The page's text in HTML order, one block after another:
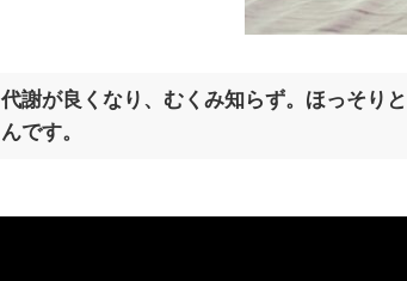
代謝が良くなり、むくみ知らず。ほっそり
んです。